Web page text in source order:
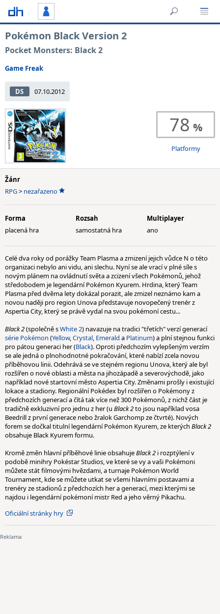
Pokémon Black Version 2
Pocket Monsters: Black 2
Game Freak
DS 07.10.2012
78
Platformy
Žánr
RPG> nezařazeno
Forma
placená hra
Rozsah
samostatná hra
Multiplayer
ano
Celé dva roky od porážky Team Plasma a zmizení jejich vůdce N o této
organizaci nebylo ani vidu, ani slechu. Nyní se ale vrací v plné síle s
novým plánem na ovládnutí světa a zcizení všech Pokémonů, jehož
středobodem je legendární Pokémon Kyurem. Hrdina, který Team
Plasma před dvěma lety dokázal porazit, ale zmizel neznámo kam a
novou naději pro region Unova představuje novopečený trenér z
Aspertia City, který se právě vydal na svou pokémoní cestu...
Black 2(společně sWhite 2) navazuje na tradici "třetích" verzí generací
série Pokémon (Yellow,Crystal, Emerald a Platinum) a plní stejnou funkci
pro pátou generaci her (Black). Oproti předchozím vylepšeným verzím
se ale jedná o plnohodnotné pokračování, které nabízí zcela novou
příběhovou linii. Odehrává se ve stejném regionu Unova, který ale byl
rozšířen o nové oblasti a města na jihozápadě a severovýchodě, jako
například nové startovní město Aspertia City. Změnami prošly i existující
lokace a stadiony. Regionální Pokédex byl rozšířen o Pokémony z
předchozích generací a čítá tak více než 300 Pokémonů, z nichž část je
tradičně exkluzivní pro jednu z her (u Black 2to jsou například vosa
Beedrill z první generace nebo žralok Garchomp ze čtvrté). Nových
forem se dočkal titulní legendární Pokémon Kyurem, ze kterých Black 2
obsahuje Black Kyurem formu.
Kromě změn hlavní příběhové linie obsahujeBlack 2 i rozptýlení v
podobě minihry Pokéstar Studios, ve které se vy a vaši Pokémoni
můžete stát filmovými hvězdami, a turnaje Pokémon World
Tournament, kde se můžete utkat se všemi hlavními postavami a
trenéry ze stadionů z předchozích her a generací, mezi kterými se
najdou i legendární pokémoní mistr Red a jeho věrný Pikachu.
Oficiální stránky hry